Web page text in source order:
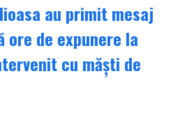
au primit mesaj
ore de expunere la
cu măști de